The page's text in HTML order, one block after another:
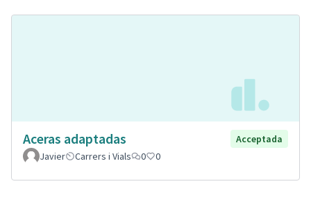
Aceras adaptadas
Acceptada
Javier
Carrers i Vials 0 0